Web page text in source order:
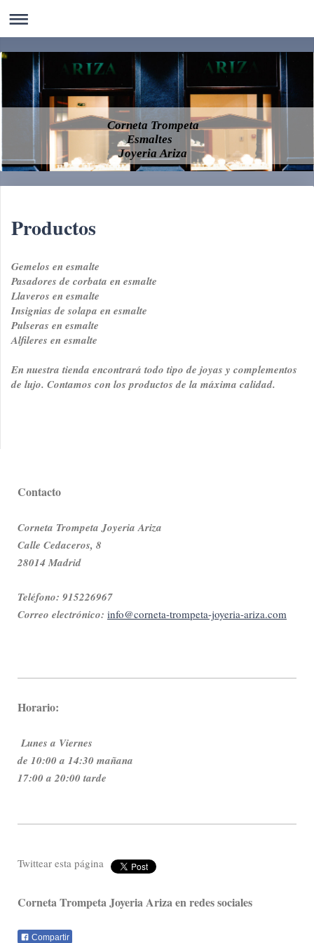
Corneta Trompeta
Esmaltes
Joyeria Ariza
Productos
Gemelos en esmalte
Pasadores de corbata en esmalte
Llaveros en esmalte
Insignias de solapa en esmalte
Pulseras en esmalte
Alfileres en esmalte
En nuestra tienda encontrará todo tipo de joyas y complementos
de lujo. Contamos con los productos de la máxima calidad.
Contacto
Corneta Trompeta Joyeria Ariza
Calle Cedaceros, 8
28014 Madrid
Teléfono: 915226967
Correo electrónico: info@corneta-trompeta-joyeria-ariza.com
Horario:
Lunes a Viernes
de 10:00 a 14:30 mañana
17:00 a 20:00 tarde
Twittear esta página
Corneta Trompeta Joyeria Ariza en redes sociales
Compartir